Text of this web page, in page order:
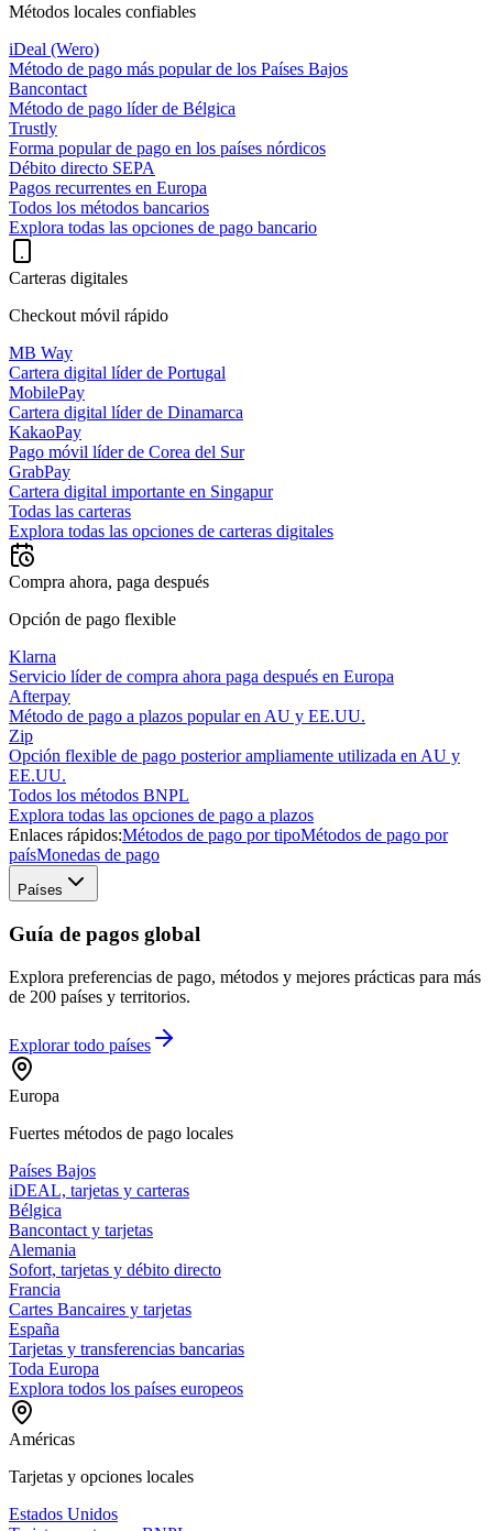
Métodos locales confiables
iDeal (Wero)
Método de pago más popular de los Países Bajos
Bancontact
Método de pago líder de Bélgica
Trustly
Forma popular de pago en los países nórdicos
Débito directo SEPA
Pagos recurrentes en Europa
Todos los métodos bancarios
Explora todas las opciones de pago bancario
Carteras digitales
Checkout móvil rápido
MB Way
Cartera digital líder de Portugal
MobilePay
Cartera digital líder de Dinamarca
KakaoPay
Pago móvil líder de Corea del Sur
GrabPay
Cartera digital importante en Singapur
Todas las carteras
Explora todas las opciones de carteras digitales
Compra ahora, paga después
Opción de pago flexible
Klarna
Servicio líder de compra ahora paga después en Europa
Afterpay
Método de pago a plazos popular en AU y EE.UU.
Zip
Opción flexible de pago posterior ampliamente utilizada en AU y
EE.UU.
Todos los métodos BNPL
Explora todas las opciones de pago a plazos
Enlaces rápidos:Métodos de pago por tipoMétodos de pago por
paísMonedas de pago
Países
Guía de pagos global
Explora preferencias de pago, métodos y mejores prácticas para más
de 200 países y territorios.
Explorar todo países
Europa
Fuertes métodos de pago locales
Países Bajos
iDEAL, tarjetas y carteras
Bélgica
Bancontact y tarjetas
Alemania
Sofort, tarjetas y débito directo
Francia
Cartes Bancaires y tarjetas
España
Tarjetas y transferencias bancarias
Toda Europa
Explora todos los países europeos
Américas
Tarjetas y opciones locales
Estados Unidos